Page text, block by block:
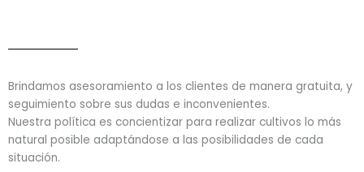
Brindamos asesoramiento a los clientes de manera gratuita, y
seguimiento sobre sus dudas e inconvenientes.
Nuestra política es concientizar para realizar cultivos lo más
natural posible adaptándose a las posibilidades de cada
situación.